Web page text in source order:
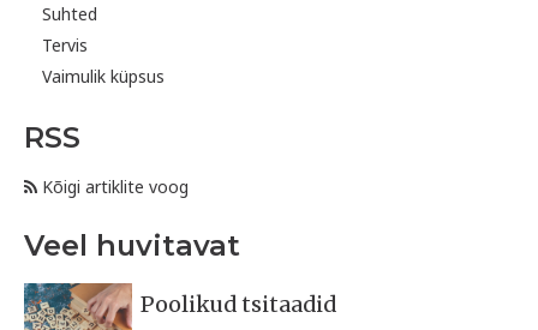
Suhted
Tervis
Vaimulik küpsus
RSS
Kõigi artiklite voog
Veel huvitavat
Poolikud tsitaadid